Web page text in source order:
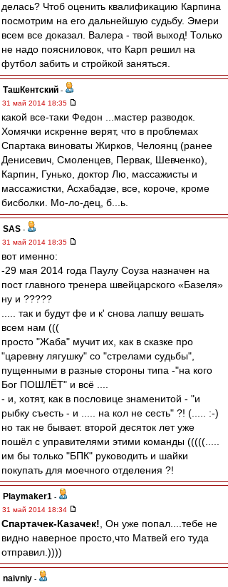
делась? Чтоб оценить квалификацию Карпина
посмотрим на его дальнейшую судьбу. Эмери
всем все доказал. Валера - твой выход! Только
не надо поясниловок, что Карп решил на
футбол забить и стройкой заняться.
ТашКентский -
31 май 2014 18:35
какой все-таки Федон ...мастер разводок.
Хомячки искренне верят, что в проблемах
Спартака виноваты Жирков, Челоянц (ранее
Денисевич, Смоленцев, Первак, Шевченко),
Карпин, Гунько, доктор Лю, массажисты и
массажистки, Асхабадзе, все, короче, кроме
бисболки. Мо-ло-дец, б...ь.
SAS -
31 май 2014 18:35
вот именно:
-29 мая 2014 года Паулу Соуза назначен на
пост главного тренера швейцарского «Базеля»
ну и ?????
..... так и будут фе и к' снова лапшу вешать
всем нам (((
просто "Жаба" мучит их, как в сказке про
"царевну лягушку" cо "стрелами судьбы",
пущенными в разные стороны типа -"на кого
Бог ПОШЛЁТ" и всё ....
- и, хотят, как в пословице знаменитой - "и
рыбку съесть - и ..... на кол не сесть" ?! (..... :-)
но так не бывает. второй десяток лет уже
пошёл c управителями этими команды (((((.....
им бы только "БПК" руководить и шайки
покупать для моечного отделения ?!
Playmaker1 -
31 май 2014 18:34
Спартачек-Казачек! , Он уже попал....тебе не
видно наверное просто,что Матвей его туда
отправил.))))
naivniy -